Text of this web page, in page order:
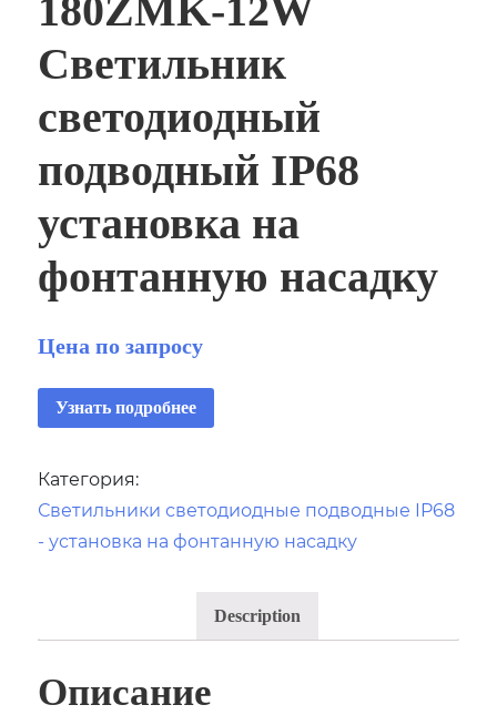
180ZMK-12W
Светильник
светодиодный
подводный IP68
установка на
фонтанную насадку
Цена по запросу
Узнать подробнее
Категория:
Светильники светодиодные подводные IP68
- установка на фонтанную насадку
Description
Описание